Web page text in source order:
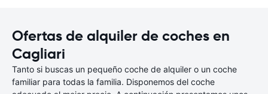
Ofertas de alquiler de coches en
Cagliari
Tanto si buscas un pequeño coche de alquiler o un coche
familiar para todas la familia. Disponemos del coche